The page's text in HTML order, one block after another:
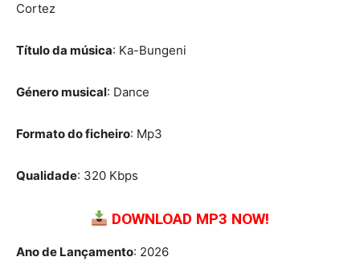
Cortez
Título da música: Ka-Bungeni
Género musical: Dance
Formato do ficheiro: Mp3
Qualidade: 320 Kbps
DOWNLOAD MP3 NOW!
Ano de Lançamento: 2026